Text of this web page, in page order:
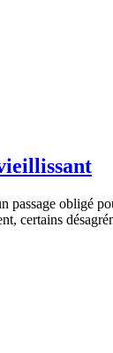
passage obligé
certains